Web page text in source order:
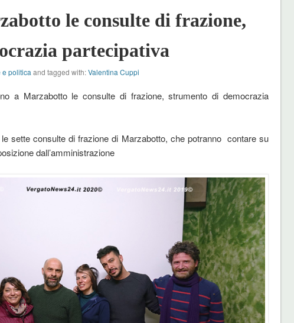
le consulte di frazione,
partecipativa
e politica and tagged with:Valentina Cuppi
a Marzabotto le consulte di frazione, strumento di democrazia
sette consulte di frazione di Marzabotto, che potranno contare su
dall’amministrazione